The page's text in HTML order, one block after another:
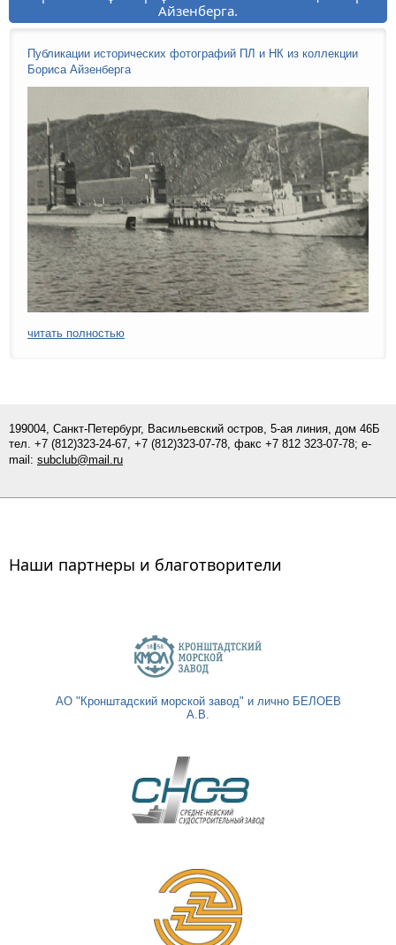
Айзенберга.
Публикации исторических фотографий ПЛ и НК из коллекции
Бориса Айзенберга
читать полностью
199004, Санкт-Петербург, Васильевский остров, 5-ая линия, дом 46Б
тел. +7 (812)323-24-67, +7 (812)323-07-78, факс +7 812 323-07-78; e-
mail: subclub@mail.ru
Наши партнеры и благотворители
АО "Кронштадский морской завод" и лично БЕЛОЕВ
А.В.